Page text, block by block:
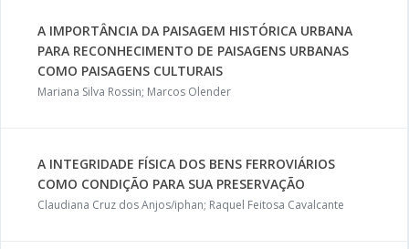
A IMPORTÂNCIA DA PAISAGEM HISTÓRICA URBANA
PARA RECONHECIMENTO DE PAISAGENS URBANAS
COMO PAISAGENS CULTURAIS
Mariana Silva Rossin; Marcos Olender
A INTEGRIDADE FÍSICA DOS BENS FERROVIÁRIOS
COMO CONDIÇÃO PARA SUA PRESERVAÇÃO
Claudiana Cruz dos Anjos/iphan; Raquel Feitosa Cavalcante